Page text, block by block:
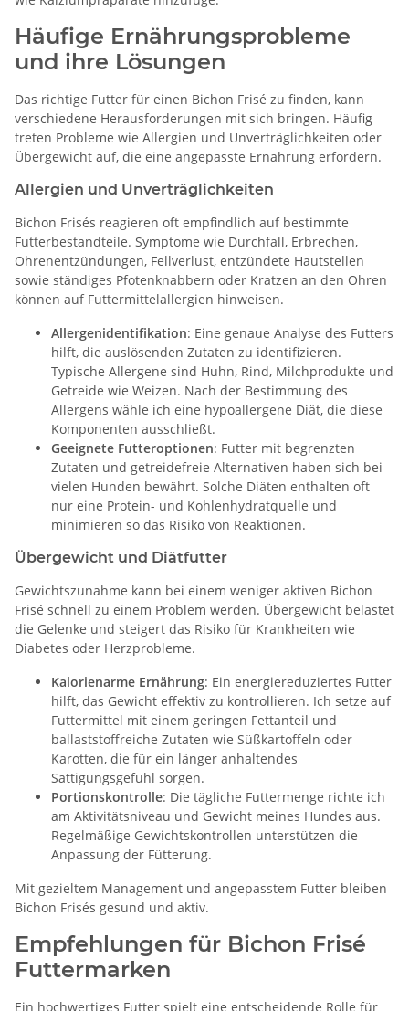
Häufige Ernährungsprobleme
und ihre Lösungen
Das richtige Futter für einen Bichon Frisé zu finden, kann
verschiedene Herausforderungen mit sich bringen. Häufig
treten Probleme wie Allergien und Unverträglichkeiten oder
Übergewicht auf, die eine angepasste Ernährung erfordern.
Allergien und Unverträglichkeiten
Bichon Frisés reagieren oft empfindlich auf bestimmte
Futterbestandteile. Symptome wie Durchfall, Erbrechen,
Ohrenentzündungen, Fellverlust, entzündete Hautstellen
sowie ständiges Pfotenknabbern oder Kratzen an den Ohren
können auf Futtermittelallergien hinweisen.
Allergenidentifikation: Eine genaue Analyse des Futters
hilft, die auslösenden Zutaten zu identifizieren.
Typische Allergene sind Huhn, Rind, Milchprodukte und
Getreide wie Weizen. Nach der Bestimmung des
Allergens wähle ich eine hypoallergene Diät, die diese
Komponenten ausschließt.
Geeignete Futteroptionen: Futter mit begrenzten
Zutaten und getreidefreie Alternativen haben sich bei
vielen Hunden bewährt. Solche Diäten enthalten oft
nur eine Protein- und Kohlenhydratquelle und
minimieren so das Risiko von Reaktionen.
Übergewicht und Diätfutter
Gewichtszunahme kann bei einem weniger aktiven Bichon
Frisé schnell zu einem Problem werden. Übergewicht belastet
die Gelenke und steigert das Risiko für Krankheiten wie
Diabetes oder Herzprobleme.
Kalorienarme Ernährung: Ein energiereduziertes Futter
hilft, das Gewicht effektiv zu kontrollieren. Ich setze auf
Futtermittel mit einem geringen Fettanteil und
ballaststoffreiche Zutaten wie Süßkartoffeln oder
Karotten, die für ein länger anhaltendes
Sättigungsgefühl sorgen.
Portionskontrolle: Die tägliche Futtermenge richte ich
am Aktivitätsniveau und Gewicht meines Hundes aus.
Regelmäßige Gewichtskontrollen unterstützen die
Anpassung der Fütterung.
Mit gezieltem Management und angepasstem Futter bleiben
Bichon Frisés gesund und aktiv.
Empfehlungen für Bichon Frisé
Futtermarken
Ein hochwertiges Futter spielt eine entscheidende Rolle für